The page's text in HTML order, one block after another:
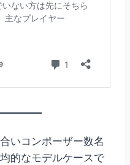
いコンポーザー数名
的なモデルケースで